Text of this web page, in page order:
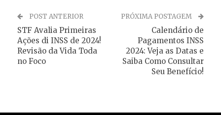
POST ANTERIOR
STF Avalia Primeiras
Ações di INSS de 2024!
Revisão da Vida Toda
no Foco
PRÓXIMA POSTAGEM
Calendário de
Pagamentos INSS
2024: Veja as Datas e
Saiba Como Consultar
Seu Benefício!